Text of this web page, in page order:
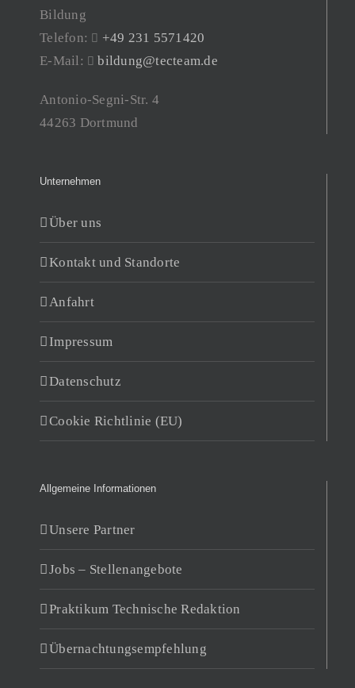
Bildung
Telefon:
+49 231 5571420
E-Mail:
bildung@tecteam.de
Antonio-Segni-Str. 4
44263 Dortmund
Unternehmen
Über uns
Kontakt und Standorte
Anfahrt
Impressum
Datenschutz
Cookie Richtlinie (EU)
Allgemeine Informationen
Unsere Partner
Jobs – Stellenangebote
Praktikum Technische Redaktion
Übernachtungsempfehlung